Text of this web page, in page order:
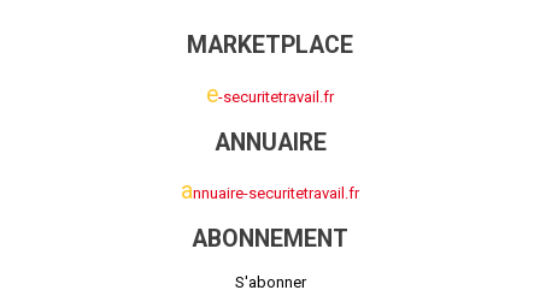
MARKETPLACE
e-securitetravail.fr
ANNUAIRE
annuaire-securitetravail.fr
ABONNEMENT
S'abonner